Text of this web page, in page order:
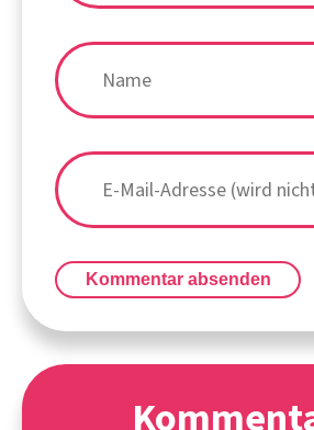
Kommentar absenden